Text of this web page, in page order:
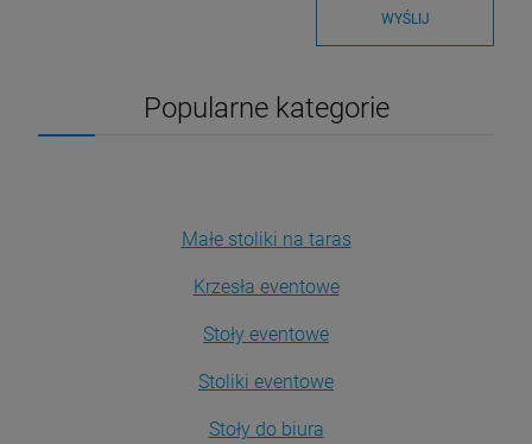
WYŚLIJ
Popularne kategorie
Małe stoliki na taras
Krzesła eventowe
Stoły eventowe
Stoliki eventowe
Stoły do biura